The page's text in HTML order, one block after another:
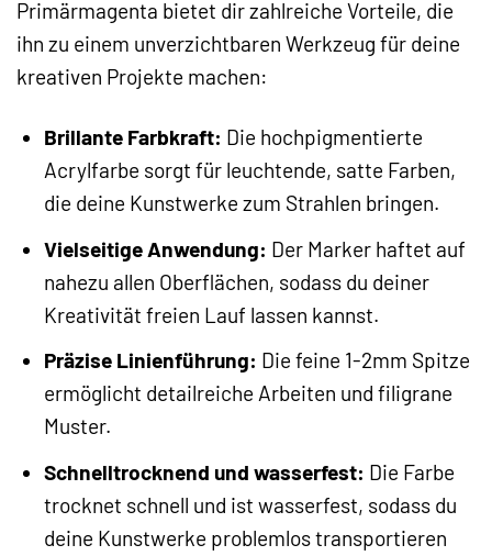
Primärmagenta bietet dir zahlreiche Vorteile, die
ihn zu einem unverzichtbaren Werkzeug für deine
kreativen Projekte machen:
Brillante Farbkraft: Die hochpigmentierte
Acrylfarbe sorgt für leuchtende, satte Farben,
die deine Kunstwerke zum Strahlen bringen.
Vielseitige Anwendung: Der Marker haftet auf
nahezu allen Oberflächen, sodass du deiner
Kreativität freien Lauf lassen kannst.
Präzise Linienführung: Die feine 1-2mm Spitze
ermöglicht detailreiche Arbeiten und filigrane
Muster.
Schnelltrocknend und wasserfest: Die Farbe
trocknet schnell und ist wasserfest, sodass du
deine Kunstwerke problemlos transportieren